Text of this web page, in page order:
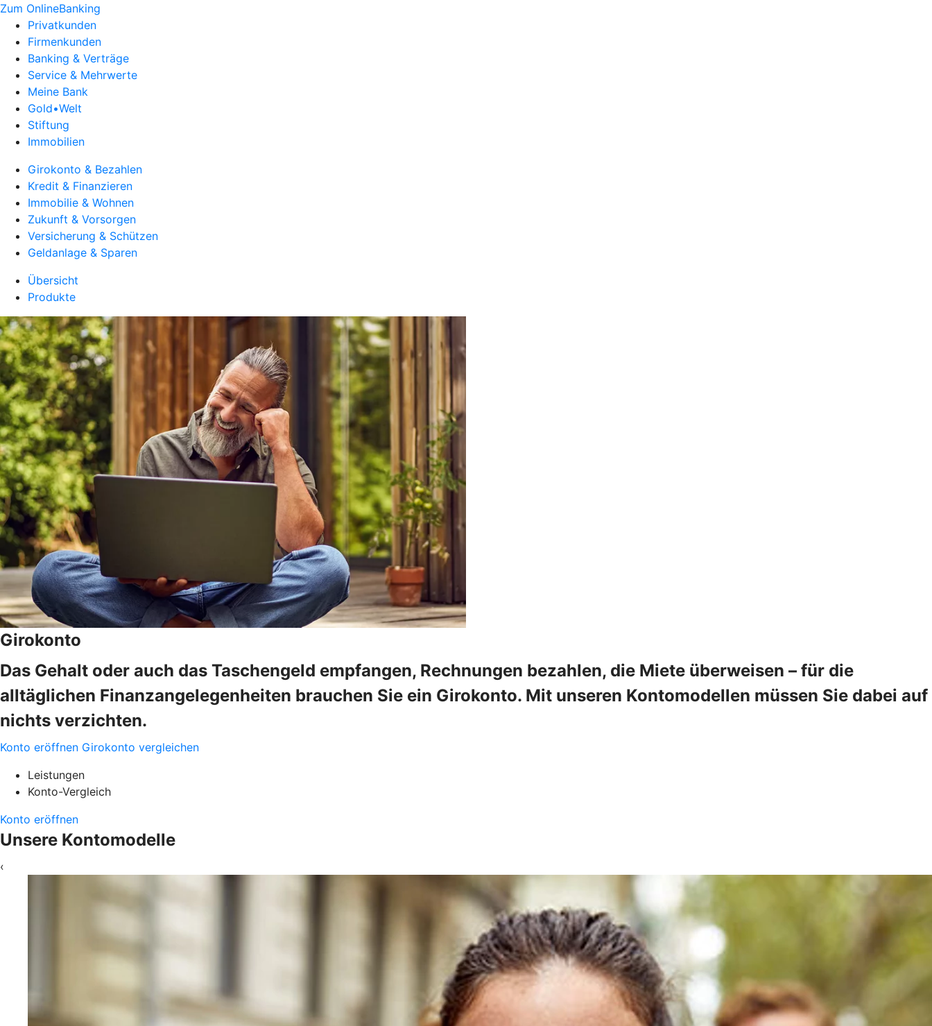
Zum OnlineBanking
Privatkunden
Firmenkunden
Banking & Verträge
Service & Mehrwerte
Meine Bank
Gold•Welt
Stiftung
Immobilien
Girokonto & Bezahlen
Kredit & Finanzieren
Immobilie & Wohnen
Zukunft & Vorsorgen
Versicherung & Schützen
Geldanlage & Sparen
Übersicht
Produkte
Girokonto
Das Gehalt oder auch das Taschengeld empfangen, Rechnungen bezahlen, die Miete überweisen – für die
alltäglichen Finanzangelegenheiten brauchen Sie ein Girokonto. Mit unseren Kontomodellen müssen Sie dabei auf
nichts verzichten.
Konto eröffnen Girokonto vergleichen
Leistungen
Konto-Vergleich
Konto eröffnen
Unsere Kontomodelle
‹